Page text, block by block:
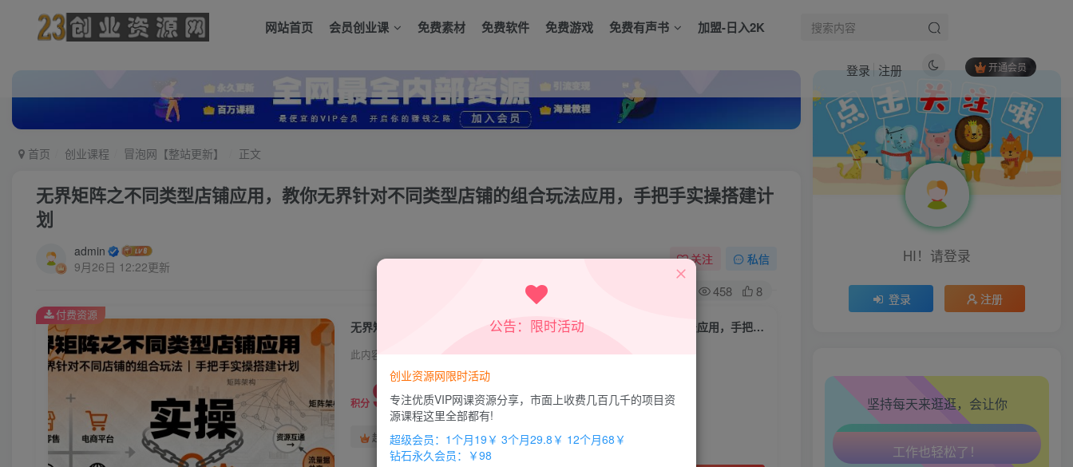
网站首页 会员创业课 免费素材 免费软件 免费游戏 免费有声书 加盟-日入2K
开通会员
登录 注册
首页 创业课程 冒泡网【整站更新】 正文
无界矩阵之不同类型店铺应用，教你无界针对不同类型店铺的组合玩法应用，手把手实操搭建计
划
admin
9月26日 12:22更新
关注 私信
458 8
无界矩阵之不同类型店铺应用，教你无界针对不同类型店铺的组合玩法应用，手把手实操搭建计划
此内容为付费资源，请付费后查看
积分 9.9
超级会员免费 钻石会员 免费
付费资源
热门文章
2026小红书搜索虚拟电商4.0：基础入门、进阶实操，选品投流，自动运营教学
（17934期）26年搞钱新方向！每天十几分钟手机操作，稳定日入500+，长期可做
别再乱找了！抖音下载快如闪电，支持批量下载用户作品收藏列表和点赞列表，开源免费Better-douyin-R
91创业网会员群，掘金社群；详细介绍，点此加入
TikTok出海变现课：多地区环境搭建、壁纸、AI 手办项目、剪映全功能教学
HI！请登录
登录 注册
坚持每天来逛逛，会让你
生活也美好了！
走路也有劲了！
腿也不痛了！
腰也不酸了！
公告：限时活动
创业资源网限时活动
专注优质VIP网课资源分享，市面上收费几百几千的项目资
源课程这里全部都有!
超级会员：1个月19￥ 3个月29.8￥ 12个月68￥
钻石永久会员：￥98